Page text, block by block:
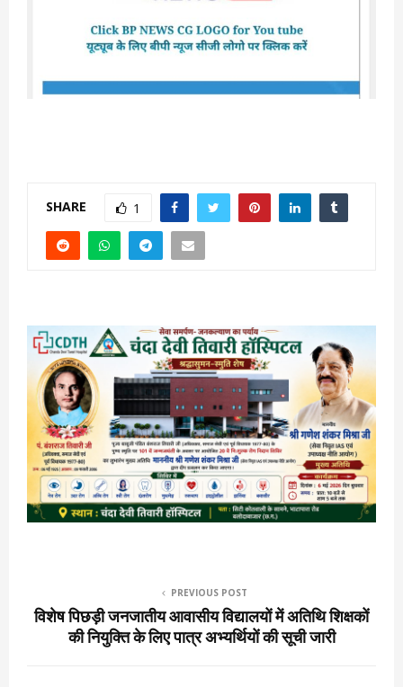
SHARE 1
PREVIOUS POST
विशेष पिछड़ी जनजातीय आवासीय विद्यालयों में अतिथि शिक्षकों
की नियुक्ति के लिए पात्र अभ्यर्थियों की सूची जारी